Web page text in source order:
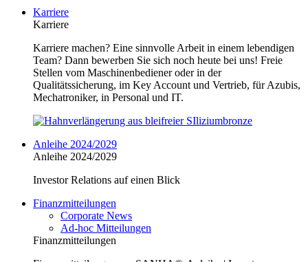
Karriere
Karriere
Karriere machen? Eine sinnvolle Arbeit in einem lebendigen
Team? Dann bewerben Sie sich noch heute bei uns! Freie
Stellen vom Maschinenbediener oder in der
Qualitätssicherung, im Key Account und Vertrieb, für Azubis,
Mechatroniker, in Personal und IT.
Anleihe 2024/2029
Anleihe 2024/2029
Investor Relations auf einen Blick
Finanzmitteilungen
Corporate News
Ad-hoc Mitteilungen
Finanzmitteilungen